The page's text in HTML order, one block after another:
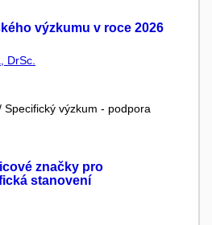
výzkumu v roce 2026
DrSc.
výzkum - podpora
značky pro
stanovení